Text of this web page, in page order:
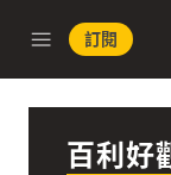
訂閱
百利好